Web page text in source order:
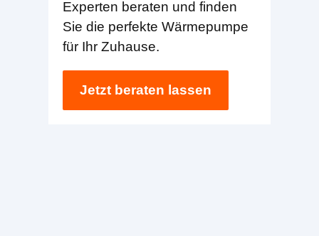
Experten beraten und finden
Sie die perfekte Wärmepumpe
für Ihr Zuhause.
Jetzt beraten lassen